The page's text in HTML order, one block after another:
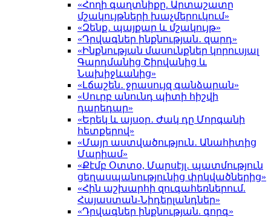
«Հողի գաղտնիքը. Արտաշատը
մշակույթների խաչմերուկում»
«Զենք․ պայքար և մշակույթ»
«Դրվագներ ինքնության․ զարդ»
«Ինքնության մասունքներ կորուսյալ
Գարդմանից Շիրվանից և
Նախիջևանից»
«Լճաշեն․ ջրասույզ գանձարան»
«Սուրբ անունդ պիտի հիշվի
դարեդար»
«Երեկ և այսօր․ Ժակ դը Մորգանի
հետքերով»
«Մայր աստվածություն․ Անահիտից
Մարիամ»
«Քէմբ Օտտօ, Մարսէյլ․ պատմություն
ցեղասպանությունից փրկվածներից»
«Հին աշխարհի զուգահեռներում.
Հայաստան-Նիդերլանդներ»
«Դրվագներ ինքնության. գորգ»